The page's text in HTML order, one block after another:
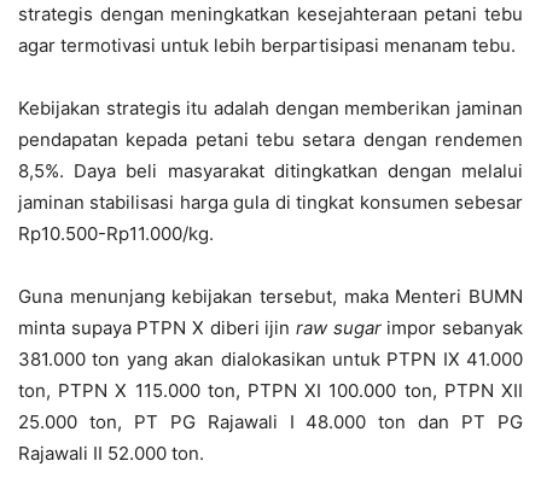
strategis dengan meningkatkan kesejahteraan petani tebu
agar termotivasi untuk lebih berpartisipasi menanam tebu.
Kebijakan strategis itu adalah dengan memberikan jaminan
pendapatan kepada petani tebu setara dengan rendemen
8,5%. Daya beli masyarakat ditingkatkan dengan melalui
jaminan stabilisasi harga gula di tingkat konsumen sebesar
Rp10.500-Rp11.000/kg.
Guna menunjang kebijakan tersebut, maka Menteri BUMN
minta supaya PTPN X diberi ijin raw sugarimpor sebanyak
381.000 ton yang akan dialokasikan untuk PTPN IX 41.000
ton, PTPN X 115.000 ton, PTPN XI 100.000 ton, PTPN XII
25.000 ton, PT PG Rajawali I 48.000 ton dan PT PG
Rajawali II 52.000 ton.